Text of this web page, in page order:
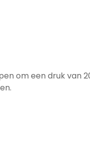
om een druk van